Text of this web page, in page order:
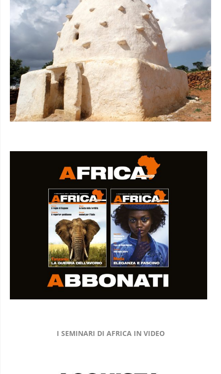
I SEMINARI DI AFRICA IN VIDEO